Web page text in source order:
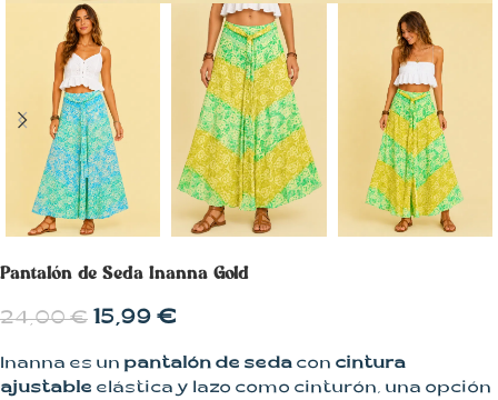
Pantalón de Seda Inanna Gold
24,00€ 15,99 €
Inanna es un pantalón de seda con cintura
ajustable elástica y lazo como cinturón, una opción